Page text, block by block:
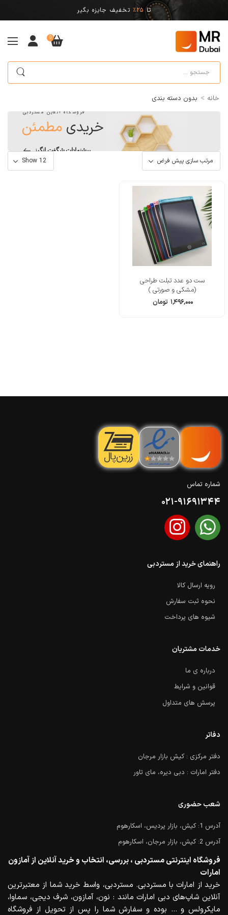
تا 25% تخفیف جایزه بگیر
0
خانه > بدون دسته بندی
فروشگاه آنلاین مستردبی
خریدی مطمئن
پیشنهادات شگفت انگیز
ست دو عدد تبلت طراحی
(مشکی و صورتی )
۱,۴۹۶,۰۰۰ تومان
شماره تماس
021-91691344
راهنمای خرید از مستردبی
رویه ارسال کالا
نحوه ثبت سفارش
شیوه های پرداخت
خدمات مشتریان
درباره ی ما
قوانین و شرایط
پرسش های متداول
دفاتر
دفتر مرکزی : کیش بازار مرجان
دفتر امارات : دبی دیره، مای تاور
شعب حضوری
آدرس 1: کیش، بازار پردیس، اسکارهوم
آدرس 2: کیش، بازار مرجان، اسکارهوم
فروشگاه اینترنتی مستردبی ، بررسی، انتخاب و خرید آنلاین از آمازون
امارات
خرید از امارات با مستردبی. مستردبی، واسط خرید شما از معتبرترین
آنلاین شاپ‌های دبی امارات مانند : نون، آمازون، شرف دیجی، سماوا،
مایکرولس و … بوده و سفارش شما را پس از تحویل از فروشگاه